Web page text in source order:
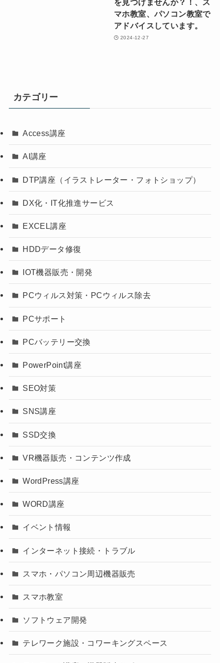
を見つけませんか？！、ス
マホ教室、パソコン教室で
アドバイスしています。
2024-12-27
カテゴリー
Access講座
AI講座
DTP講座（イラストレーター・フォトショップ）
DX化・IT化推進サービス
EXCEL講座
HDDデータ修復
IOT機器販売・開発
PCウィルス対策・PCウィルス除去
PCサポート
PCバッテリー交換
PowerPoint講座
SEO対策
SNS講座
SSD交換
VR機器販売・コンテンツ作成
WordPress講座
WORD講座
イベント情報
インターネット接続・トラブル
スマホ・パソコン周辺機器販売
スマホ教室
ソフトウェア開発
テレワーク施設・コワーキングスペース